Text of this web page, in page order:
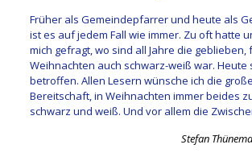
Früher als Gemeindepfarrer und heute als
ist es auf jedem Fall wie immer. Zu oft hatte
mich gefragt, wo sind all Jahre die geblieben,
Weihnachten auch schwarz-weiß war. Heute
betroffen. Allen Lesern wünsche ich die
Bereitschaft, in Weihnachten immer beides
schwarz und weiß. Und vor allem die
Stefan